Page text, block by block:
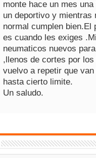
monte hace un mes
un deportivo y mientras
normal cumplen bien.El
es cuando les exiges
neumaticos nuevos
,llenos de cortes por los
vuelvo a repetir que van
hasta cierto limite.
Un saludo.